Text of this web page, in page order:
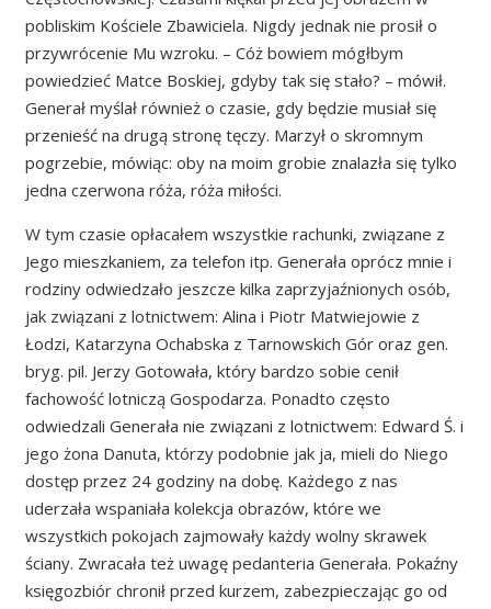
pobliskim Kościele Zbawiciela. Nigdy jednak nie prosił o
przywrócenie Mu wzroku. – Cóż bowiem mógłbym
powiedzieć Matce Boskiej, gdyby tak się stało? – mówił.
Generał myślał również o czasie, gdy będzie musiał się
przenieść na drugą stronę tęczy. Marzył o skromnym
pogrzebie, mówiąc: oby na moim grobie znalazła się tylko
jedna czerwona róża, róża miłości.
W tym czasie opłacałem wszystkie rachunki, związane z
Jego mieszkaniem, za telefon itp. Generała oprócz mnie i
rodziny odwiedzało jeszcze kilka zaprzyjaźnionych osób,
jak związani z lotnictwem: Alina i Piotr Matwiejowie z
Łodzi, Katarzyna Ochabska z Tarnowskich Gór oraz gen.
bryg. pil. Jerzy Gotowała, który bardzo sobie cenił
fachowość lotniczą Gospodarza. Ponadto często
odwiedzali Generała nie związani z lotnictwem: Edward Ś. i
jego żona Danuta, którzy podobnie jak ja, mieli do Niego
dostęp przez 24 godziny na dobę. Każdego z nas
uderzała wspaniała kolekcja obrazów, które we
wszystkich pokojach zajmowały każdy wolny skrawek
ściany. Zwracała też uwagę pedanteria Generała. Pokaźny
księgozbiór chronił przed kurzem, zabezpieczając go od